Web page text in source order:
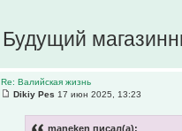
Будущий
Re: Валийская жизнь
Dikiy Pes 17 июн 2025, 13:23
maneken писал(а):